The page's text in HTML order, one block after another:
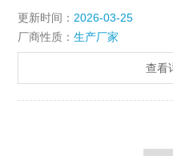
2、成像通量≥4片计数框，4片
物镜、各100个视野）。
更新时间： 2026-03-25
厂商性质：生产厂家
查看